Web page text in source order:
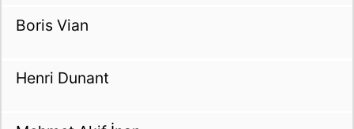
Boris Vian
Henri Dunant